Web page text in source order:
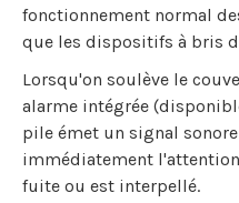
fonctionnement normal
que les dispositifs à bris
Lorsqu'on soulève le
alarme intégrée
pile émet un signal
immédiatement
fuite ou est interpellé.